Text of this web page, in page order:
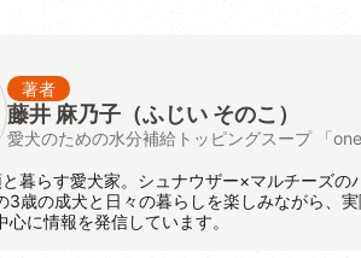
著者
藤井 麻乃子（ふじい そのこ）
愛犬のための水分補給トッピングスープ 「
暮らす愛犬家。シュナウザー×マルチーズの
3歳の成犬と日々の暮らしを楽しみながら、
心に情報を発信しています。